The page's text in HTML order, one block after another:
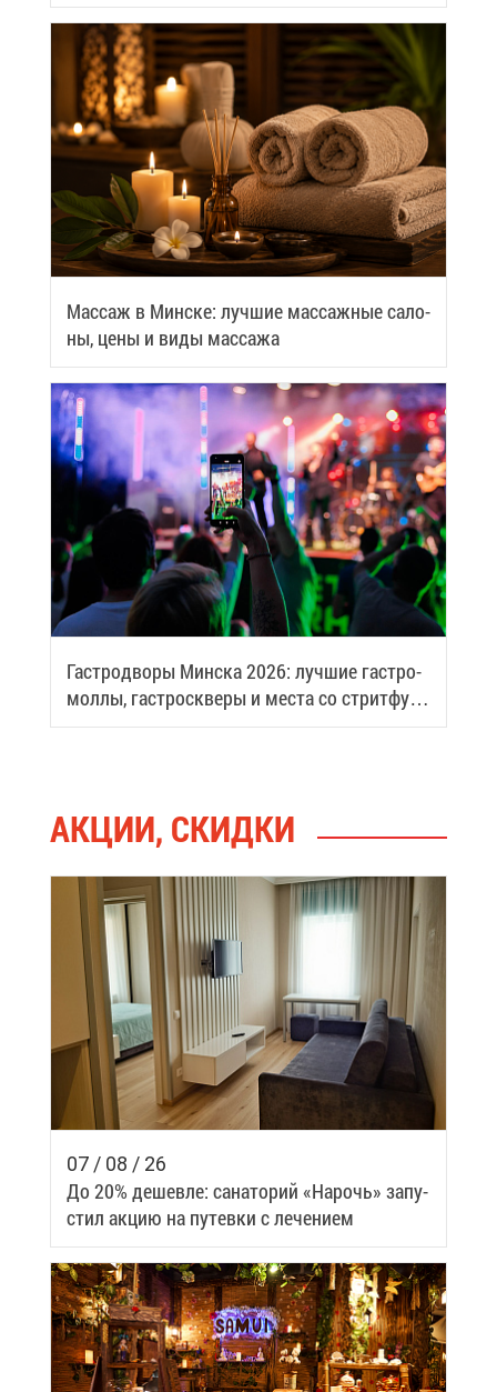
Мас­саж в Мин­ске: луч­шие мас­саж­ные са­ло­
ны, це­ны и ви­ды мас­са­жа
Га­стро­дво­ры Мин­ска 2026: луч­шие га­стро­
мол­лы, га­стро­скве­ры и ме­ста со стрит­фу­
дом
АК­ЦИИ, СКИД­КИ
07 / 08 / 26
До 20% де­шев­ле: са­на­то­рий «На­рочь» за­пу­
стил ак­цию на пу­тев­ки с ле­че­ни­ем